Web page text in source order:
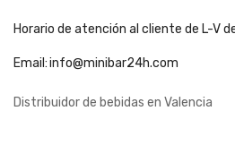
Horario de atención al cliente de L-V
Email:info@minibar24h.com
Distribuidor de bebidas en Valencia